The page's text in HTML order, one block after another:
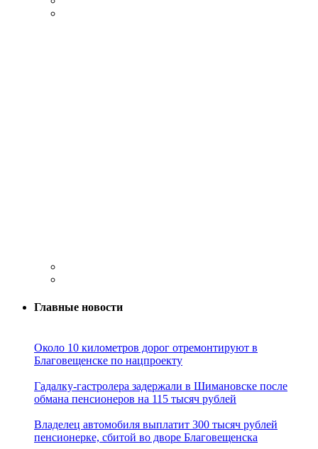
Главные новости
Около 10 километров дорог отремонтируют в
Благовещенске по нацпроекту
Гадалку-гастролера задержали в Шимановске после
обмана пенсионеров на 115 тысяч рублей
Владелец автомобиля выплатит 300 тысяч рублей
пенсионерке, сбитой во дворе Благовещенска